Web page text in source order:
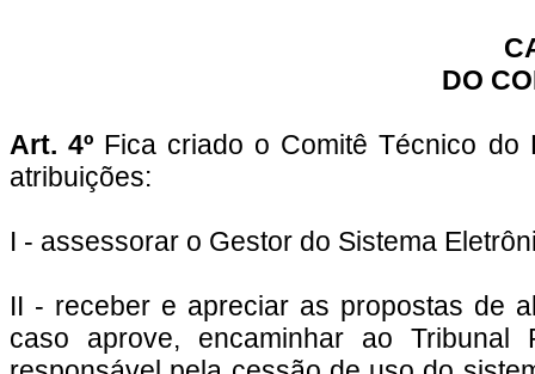
DO
Art. 4º Fica criado o Comitê Técnico do
atribuições:
I - assessorar o Gestor do Sistema
II - receber e apreciar as propostas de
caso aprove, encaminhar ao